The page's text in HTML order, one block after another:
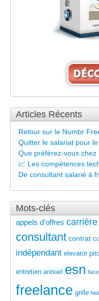
Articles Récents
Retour sur le Numbr
Quitter le salariat pour
Que préférez-vous chez
📈 Les compétences
De consultant salarié à
Mots-clés
appels d'offres carrière
consultant contrat
indépendant elevator
entretien annuel esn
freelance grille